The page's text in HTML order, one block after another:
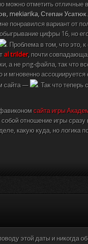
можно отметить отличные
mekiarika, Степан Усатюк
понравился вариант от
цифры 16, но
. Проблема в том, что это,
al trilder, почти
а не png-файла, так что
и мгновенно
сайта —
. Так что теперь
фавиконом сайта игры
отношение игры
какую куда, но логика
этой даты и никогда